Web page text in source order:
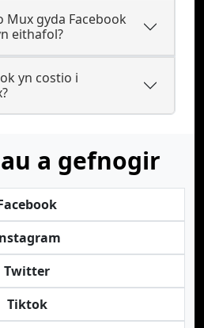
Mux gyda Facebook
eithafol?
yn costio i
a gefnogir
Twitter
Tiktok